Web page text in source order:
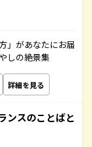
」があなたにお届
しの絶景集
詳細を見る
ンスのことばと